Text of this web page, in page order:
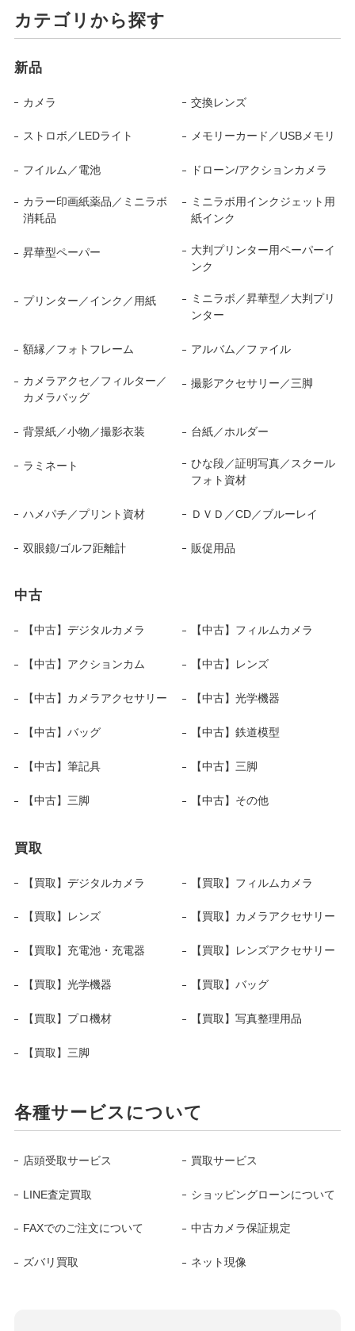
カテゴリから探す
新品
カメラ 交換レンズ
ストロボ／LEDライト メモリーカード／USBメモリ
フイルム／電池 ドローン/アクションカメラ
カラー印画紙薬品／ミニラボ
消耗品
ミニラボ用インクジェット用
紙インク
昇華型ペーパー
大判プリンター用ペーパーイ
ンク
プリンター／インク／用紙
ミニラボ／昇華型／大判プリ
ンター
額縁／フォトフレーム アルバム／ファイル
カメラアクセ／フィルター／
カメラバッグ
撮影アクセサリー／三脚
背景紙／小物／撮影衣装 台紙／ホルダー
ラミネート
ひな段／証明写真／スクール
フォト資材
ハメパチ／プリント資材 ＤＶＤ／CD／ブルーレイ
双眼鏡/ゴルフ距離計 販促用品
中古
【中古】デジタルカメラ 【中古】フィルムカメラ
【中古】アクションカム 【中古】レンズ
【中古】カメラアクセサリー 【中古】光学機器
【中古】バッグ 【中古】鉄道模型
【中古】筆記具 【中古】三脚
【中古】三脚 【中古】その他
買取
【買取】デジタルカメラ 【買取】フィルムカメラ
【買取】レンズ 【買取】カメラアクセサリー
【買取】充電池・充電器 【買取】レンズアクセサリー
【買取】光学機器 【買取】バッグ
【買取】プロ機材 【買取】写真整理用品
【買取】三脚
各種サービスについて
店頭受取サービス 買取サービス
LINE査定買取 ショッピングローンについて
FAXでのご注文について 中古カメラ保証規定
ズバリ買取 ネット現像